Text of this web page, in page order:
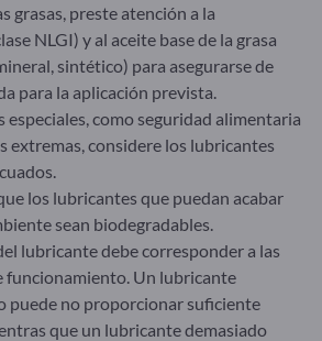
grasas, preste atención a la
NLGI) y al aceite base de la grasa
sintético) para asegurarse de
para la aplicación prevista.
especiales, como seguridad alimentaria
extremas, considere los lubricantes
los lubricantes que puedan acabar
sean biodegradables.
lubricante debe corresponder a las
funcionamiento. Un lubricante
puede no proporcionar suficiente
que un lubricante demasiado